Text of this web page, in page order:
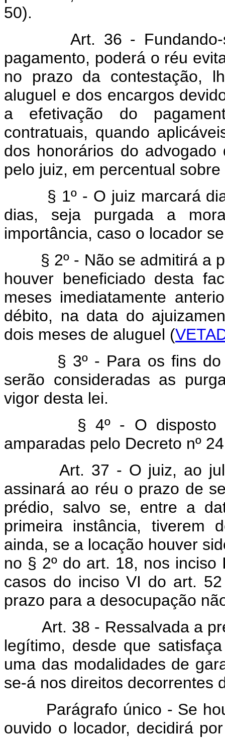
50).
Art. 36 - Fundando-se
pagamento, poderá o réu
no prazo da contestação,
aluguel e dos encargos
a efetivação do
contratuais, quando
dos honorários do
pelo juiz, em percentual
§ 1º - O juiz marcará dia
dias, seja purgada a
importância, caso o locador
§ 2º - Não se admitirá a
houver beneficiado desta
meses imediatamente
débito, na data do
dois meses de aluguel (
§ 3º - Para os fins do
serão consideradas as
vigor desta lei.
§ 4º - O disposto
amparadas pelo Decreto nº
Art. 37 - O juiz, ao
assinará ao réu o prazo de
prédio, salvo se, entre a
primeira instância, tiverem
ainda, se a locação houver
no § 2º do art. 18, nos
casos do inciso VI do art.
prazo para a desocupação
Art. 38 - Ressalvada a
legítimo, desde que
uma das modalidades de
se-á nos direitos decorrentes
Parágrafo único - Se
ouvido o locador, decidirá